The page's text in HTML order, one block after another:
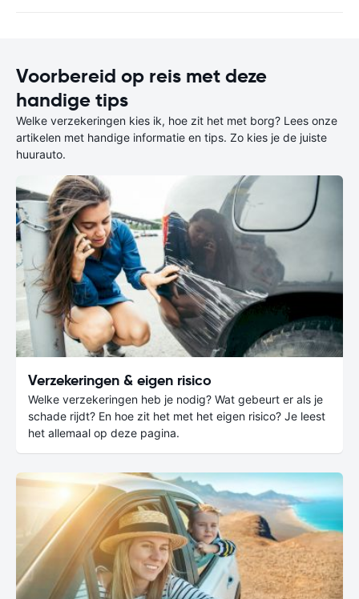
Voorbereid op reis met deze
handige tips
Welke verzekeringen kies ik, hoe zit het met borg? Lees onze
artikelen met handige informatie en tips. Zo kies je de juiste
huurauto.
Verzekeringen & eigen risico
Welke verzekeringen heb je nodig? Wat gebeurt er als je
schade rijdt? En hoe zit het met het eigen risico? Je leest
het allemaal op deze pagina.